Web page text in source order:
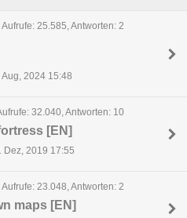
Aufrufe: 25.585, Antworten: 2
2024 15:48
32.040, Antworten: 10
[EN]
Dez, 2019 17:55
Aufrufe: 23.048, Antworten: 2
maps [EN]